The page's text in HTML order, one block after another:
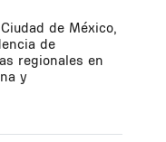
de México,
de
regionales en
y